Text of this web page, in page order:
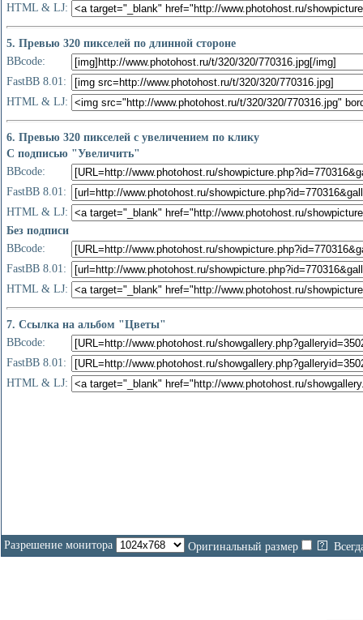
HTML & LJ:
5. Превью 320 пикселей по длинной стороне
BBcode:
FastBB 8.01:
HTML & LJ:
6. Превью 320 пикселей с увеличением по клику
С подписью "Увеличить"
BBcode:
FastBB 8.01:
HTML & LJ:
Без подписи
BBcode:
FastBB 8.01:
HTML & LJ:
7. Ссылка на альбом "Цветы"
BBcode:
FastBB 8.01:
HTML & LJ:
Разрешение монитора Оригинальный размер